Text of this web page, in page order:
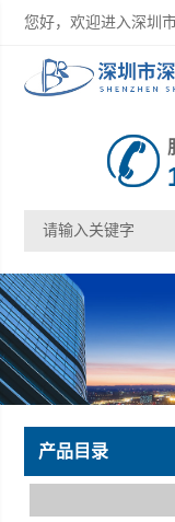
您好，欢迎进入深圳
产品目录